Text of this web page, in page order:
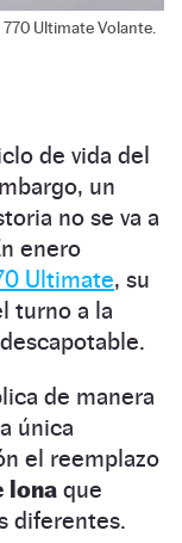
Ultimate Volante.
de vida del
un
no se va a
enero
Ultimate, su
turno a la
de manera
única
el reemplazo
lona que
diferentes.